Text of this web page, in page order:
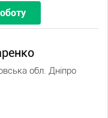
обл. Дніпро